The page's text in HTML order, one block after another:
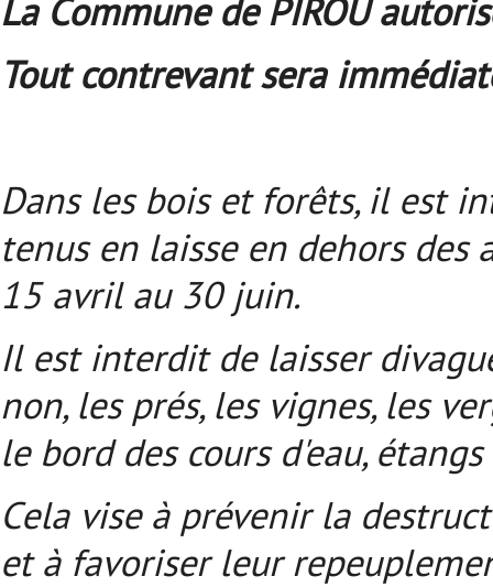
La Commune de PIROU
Tout contrevant sera
Dans les bois et forêts, il est
tenus en laisse en dehors
15 avril au 30 juin.
Il est interdit de laisser
non, les prés, les vignes, les
le bord des cours d'eau,
Cela vise à prévenir la
et à favoriser leur